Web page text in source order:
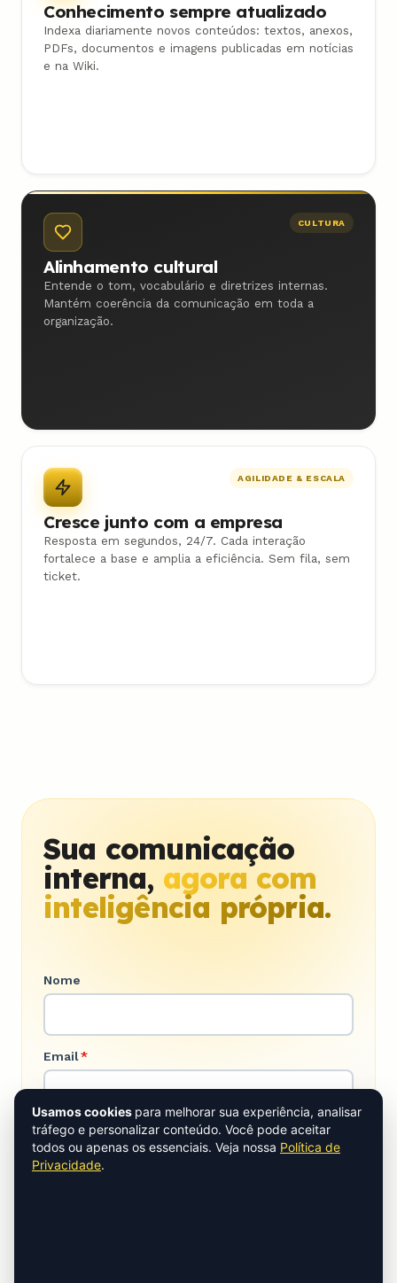
Conhecimento sempre atualizado
Indexa diariamente novos conteúdos: textos, anexos,
PDFs, documentos e imagens publicadas em notícias
e na Wiki.
CULTURA
Alinhamento cultural
Entende o tom, vocabulário e diretrizes internas.
Mantém coerência da comunicação em toda a
organização.
AGILIDADE & ESCALA
Cresce junto com a empresa
Resposta em segundos, 24/7. Cada interação
fortalece a base e amplia a eficiência. Sem fila, sem
ticket.
Sua comunicação
interna, agora com
inteligência própria.
Nome
Email*
Número de telefone*
Usamos cookies para melhorar sua experiência, analisar
tráfego e personalizar conteúdo. Você pode aceitar
todos ou apenas os essenciais. Veja nossa Política de
Privacidade.
Oi! 👋 Posso ajudar?
Fale com a gente no WhatsApp ou deixe
uma mensagem.